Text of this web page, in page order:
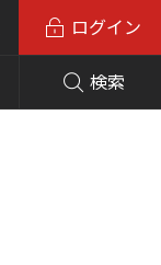
検索
ログイン